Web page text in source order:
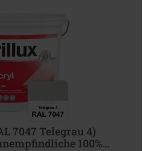
7047 Telegrau 4)
100%...